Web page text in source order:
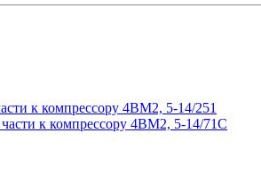
к компрессору 4ВМ2, 5-14/251
к компрессору 4ВМ2, 5-14/71C